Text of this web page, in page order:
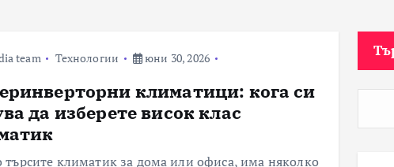
team Технологии юни 30, 2026
климатици: кога си
да изберете висок клас
търсите климатик за дома или офиса, има няколко